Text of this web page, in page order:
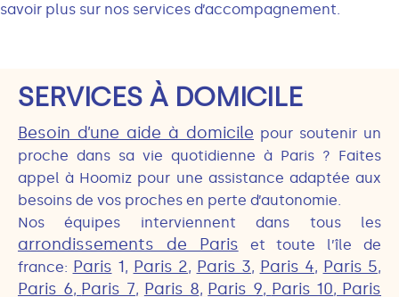
savoir plus sur nos services d’accompagnement.
SERVICES À DOMICILE
Besoin d’une aide à domicile pour soutenir un
proche dans sa vie quotidienne à Paris ? Faites
appel à Hoomiz pour une assistance adaptée aux
besoins de vos proches en perte d’autonomie.
Nos équipes interviennent dans tous les
arrondissements de Paris et toute l’île de
france: Paris 1, Paris 2, Paris 3, Paris 4, Paris 5,
Paris 6, Paris 7, Paris 8, Paris 9, Paris 10, Paris